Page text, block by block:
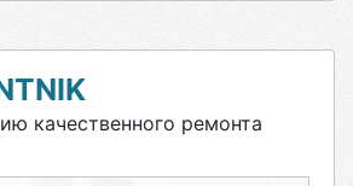
качественного ремонта